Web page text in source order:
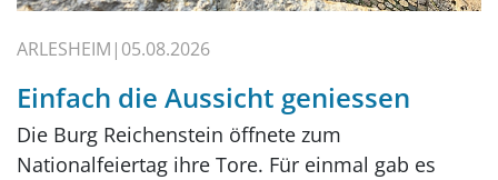
ARLESHEIM 05.08.2026
Einfach die Aussicht geniessen
Die Burg Reichenstein öffnete zum
Nationalfeiertag ihre Tore. Für einmal gab es